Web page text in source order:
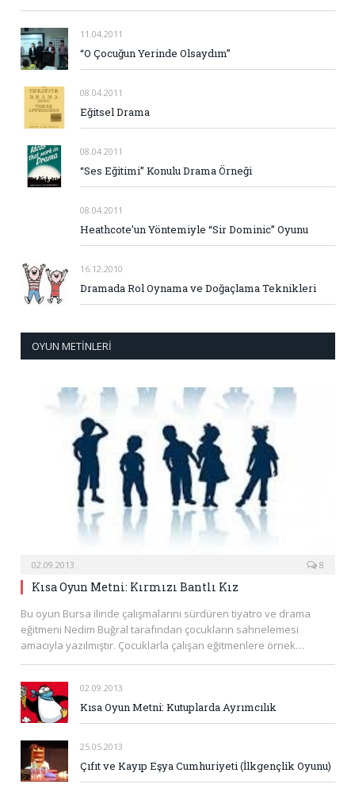
11.04.2011
“O Çocuğun Yerinde Olsaydım”
08.04.2011
Eğitsel Drama
08.04.2011
“Ses Eğitimi” Konulu Drama Örneği
08.04.2011
Heathcote’un Yöntemiyle “Sir Dominic” Oyunu
16.12.2010
Dramada Rol Oynama ve Doğaçlama Teknikleri
OYUN METINLERI
02.09.2013 8
Kısa Oyun Metni: Kırmızı Bantlı Kız
Bu oyun Bursa ilinde çalışmalarını sürdüren tiyatro ve drama
eğitmeni Nedim Buğral tarafından çocukların sahnelemesi
amacıyla yazılmıştır. Çocuklarla çalışan eğitmenlere örnek…
02.09.2013
Kısa Oyun Metni: Kutuplarda Ayrımcılık
25.05.2013
Çıfıt ve Kayıp Eşya Cumhuriyeti (İlkgençlik Oyunu)